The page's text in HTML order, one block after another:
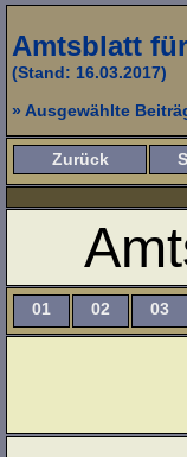
Amtsblatt
(Stand: 16.03.2017)
» Ausgewählte
Zurück
01 02 03